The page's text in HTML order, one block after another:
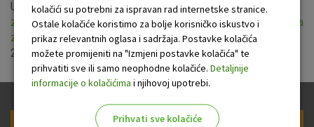
Uprava OTP banke usvojila je noveOpće uvjete poslovanja
za obavljanje platnih usluga i transakcijske račune sredstava
zajedničke pričuve zgrada koji stupaju na snagu 25. svibnja
2018.
kolačići su potrebni za ispravan rad internetske stranice.
Ostale kolačiće koristimo za bolje korisničko iskustvo i
prikaz relevantnih oglasa i sadržaja. Postavke kolačića
možete promijeniti na "Izmjeni postavke kolačića" te
prihvatiti sve ili samo neophodne kolačiće. Detaljnije
informacije o kolačićima i njihovoj upotrebi.
Prihvati sve kolačiće